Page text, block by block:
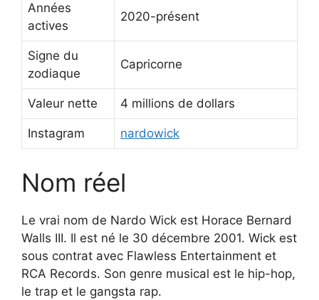
Années
actives
2020-présent
Signe du
zodiaque
Capricorne
Valeur nette 4 millions de dollars
Instagram nardowick
Nom réel
Le vrai nom de Nardo Wick est Horace Bernard
Walls III. Il est né le 30 décembre 2001. Wick est
sous contrat avec Flawless Entertainment et
RCA Records. Son genre musical est le hip-hop,
le trap et le gangsta rap.